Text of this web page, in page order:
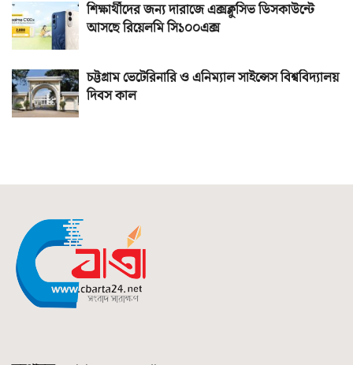
শিক্ষার্থীদের জন্য দারাজে এক্সক্লুসিভ ডিসকাউন্টে
আসছে রিয়েলমি সি১০০এক্স
চট্টগ্রাম ভেটেরিনারি ও এনিম্যাল সাইন্সেস বিশ্ববিদ্যালয়
দিবস কাল